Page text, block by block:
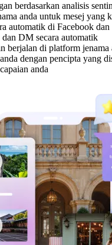
berdasarkan analisis
anda untuk mesej yang
automatik di Facebook dan
DM secara automatik
berjalan di platform jenama
dengan pencipta yang
anda